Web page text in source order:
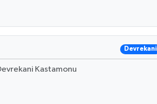
Devrekani
Kastamonu